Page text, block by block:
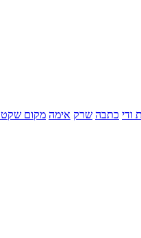
כתבה שרק אימה מקום שקט 2